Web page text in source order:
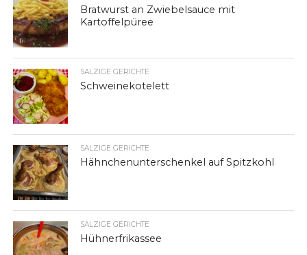
Bratwurst an Zwiebelsauce mit
Kartoffelpüree
SALZIGE GERICHTE
Schweinekotelett
SALZIGE GERICHTE
Hähnchenunterschenkel auf Spitzkohl
SALZIGE GERICHTE
Hühnerfrikassee